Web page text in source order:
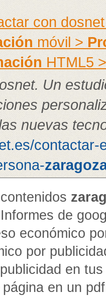
con
móvil >
HTML5
Un
nuevas
contactar-
de
económico
por
en
en un